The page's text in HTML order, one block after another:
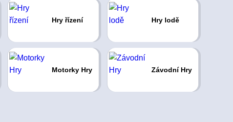
Hry řízení Hry lodě
Motorky Hry Závodní Hry